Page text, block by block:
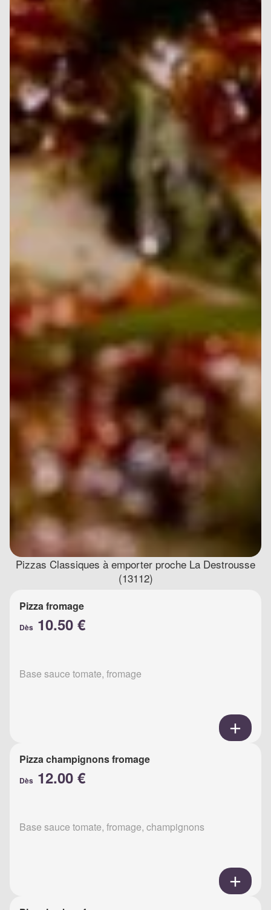
Pizzas Classiques à emporter proche La Destrousse
(13112)
Pizza fromage
Dès 10.50 €
Base sauce tomate, fromage
Pizza champignons fromage
Dès 12.00 €
Base sauce tomate, fromage, champignons